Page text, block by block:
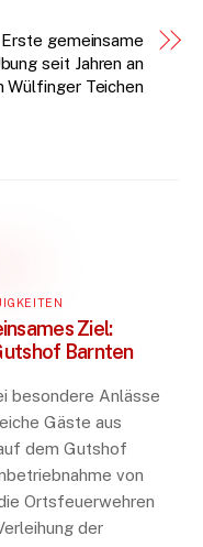
Erste gemeinsame
seit Jahren an
Wülfinger Teichen
Ziel:
Barnten
besondere Anlässe
Gäste aus
dem Gutshof
von
Ortsfeuerwehren
der